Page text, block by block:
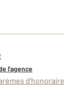
l'agence